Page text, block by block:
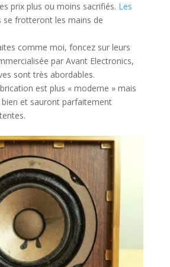
prix plus ou moins sacrifiés. Les
se frotteront les mains de
comme moi, foncez sur leurs
par Avant Electronics,
sont très abordables.
est plus « moderne » mais
et sauront parfaitement